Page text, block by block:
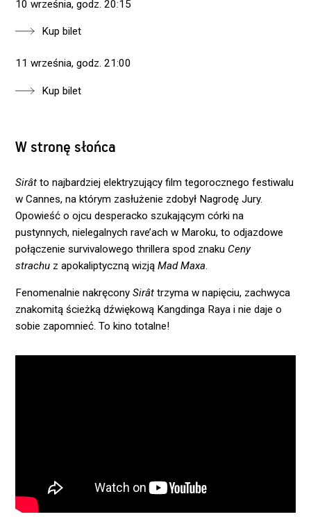
10 września, godz. 20:15
Kup bilet
11 września, godz. 21:00
Kup bilet
W stronę słońca
Sirât to najbardziej elektryzujący film tegorocznego festiwalu
w Cannes, na którym zasłużenie zdobył Nagrodę Jury.
Opowieść o ojcu desperacko szukającym córki na
pustynnych, nielegalnych rave’ach w Maroku, to odjazdowe
połączenie survivalowego thrillera spod znaku Ceny
strachu z apokaliptyczną wizjąMad Maxa.
Fenomenalnie nakręconySirâttrzyma w napięciu, zachwyca
znakomitą ścieżką dźwiękową Kangdinga Raya i nie daje o
sobie zapomnieć. To kino totalne!